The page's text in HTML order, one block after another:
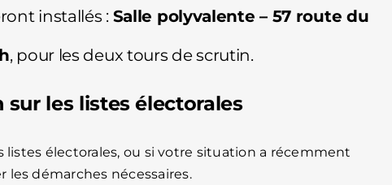
installés : Salle polyvalente – 57 route du
, pour les deux tours de scrutin.
les listes électorales
listes électorales, ou si votre situation a récemment
les démarches nécessaires.